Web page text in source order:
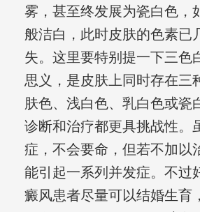
雾，甚至终发展为瓷白色，
般洁白，此时皮肤的色素已
失。这里要特别提一下三色
思义，是皮肤上同时存在三
肤色、浅白色、乳白色或瓷
诊断和治疗都更具挑战性。
症，不会要命，但若不加以
能引起一系列并发症。不过
癜风患者尽量可以结婚生育